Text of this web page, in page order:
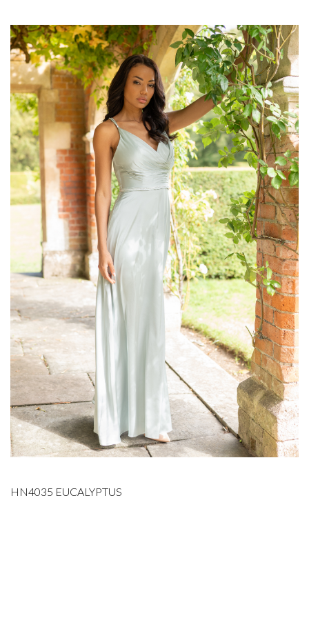
HN4035 EUCALYPTUS